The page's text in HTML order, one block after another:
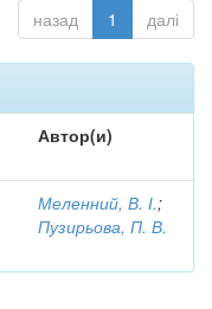
назад 1 далі
Автор(и)
Меленний, В. І.;
Пузирьова, П. В.